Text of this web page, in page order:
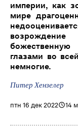
империи, как
мире
глазами во
немногие.
Питер Хензелер
птн 16 дек 2022 14